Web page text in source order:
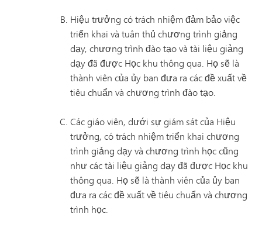
Hiệu trưởng có trách nhiệm đảm bảo việc
triển khai và tuân thủ chương trình giảng
dạy, chương trình đào tạo và tài liệu giảng
dạy đã được Học khu thông qua. Họ sẽ là
thành viên của ủy ban đưa ra các đề xuất về
tiêu chuẩn và chương trình đào tạo.
Các giáo viên, dưới sự giám sát của Hiệu
trưởng, có trách nhiệm triển khai chương
trình giảng dạy và chương trình học cũng
như các tài liệu giảng dạy đã được Học khu
thông qua. Họ sẽ là thành viên của ủy ban
đưa ra các đề xuất về tiêu chuẩn và chương
trình học.